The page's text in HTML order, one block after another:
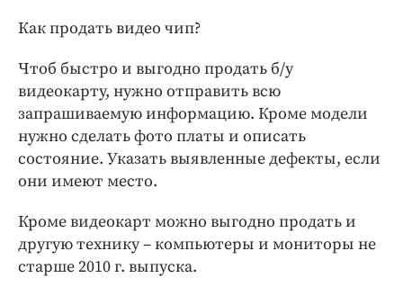
Как продать видео чип?
Чтоб быстро и выгодно продать б/у
видеокарту, нужно отправить всю
запрашиваемую информацию. Кроме модели
нужно сделать фото платы и описать
состояние. Указать выявленные дефекты, если
они имеют место.
Кроме видеокарт можно выгодно продать и
другую технику – компьютеры и мониторы не
старше 2010 г. выпуска.